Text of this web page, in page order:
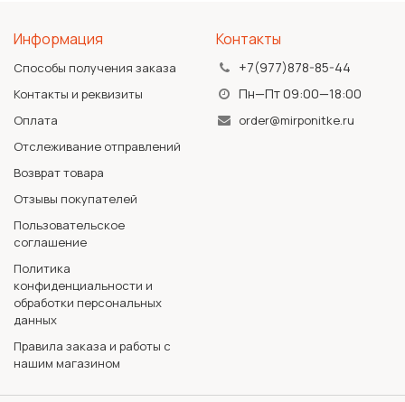
Информация
Способы получения заказа
Контакты и реквизиты
Оплата
Отслеживание отправлений
Возврат товара
Отзывы покупателей
Пользовательское
соглашение
Политика
конфиденциальности и
обработки персональных
данных
Правила заказа и работы с
нашим магазином
Контакты
+7(977)878-85-44
Пн—Пт 09:00—18:00
order@mirponitke.ru